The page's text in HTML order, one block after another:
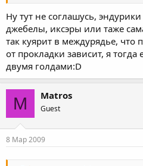
Ну тут не соглашусь,
джебелы, иксэры или таже
так куярит в междурядье, что
от прокладки зависит, я
двумя голдами:D
M Matros
Guest
8 Мар 2009